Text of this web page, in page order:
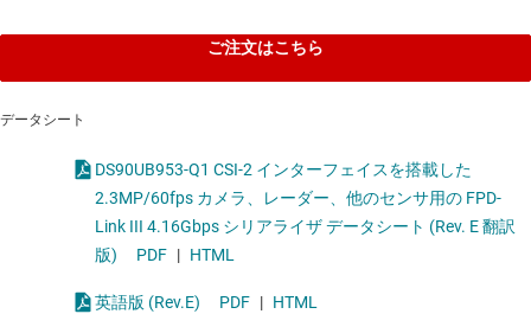
ご注文はこちら
データシート
DS90UB953-Q1 CSI-2 インターフェイスを搭載した
2.3MP/60fps カメラ、レーダー、他のセンサ用の FPD-
Link III 4.16Gbps シリアライザ データシート (Rev. E 翻訳
版)
PDF | HTML
英語版 (Rev.E) PDF | HTML